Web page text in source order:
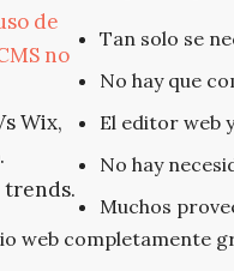
Wix,
trends.
Tan solo se
No hay que
El editor web
No hay
Muchos
web completamente